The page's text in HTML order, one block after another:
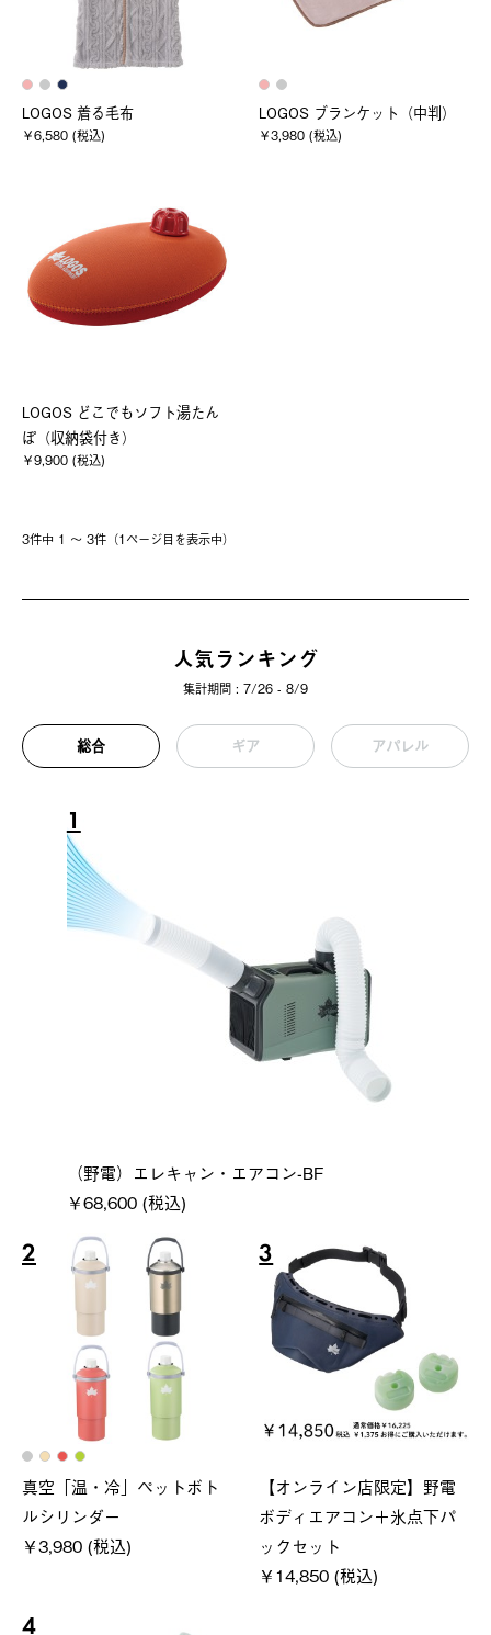
LOGOS 着る毛布
￥6,580 (税込)
LOGOS ブランケット（中判）
￥3,980 (税込)
LOGOS どこでもソフト湯たん
ぽ（収納袋付き）
￥9,900 (税込)
3件中 1 〜 3件（1ページ⽬を表⽰中）
人気ランキング
集計期間 : 7/26 - 8/9
総合 ギア アパレル
1
（野電）エレキャン・エアコン-BF
￥68,600 (税込)
2
真空「温・冷」ペットボト
ルシリンダー
￥3,980 (税込)
3
【オンライン店限定】野電
ボディエアコン＋氷点下パ
ックセット
￥14,850 (税込)
4